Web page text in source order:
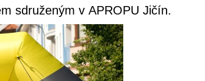
sdruženým v APROPU Jičín.